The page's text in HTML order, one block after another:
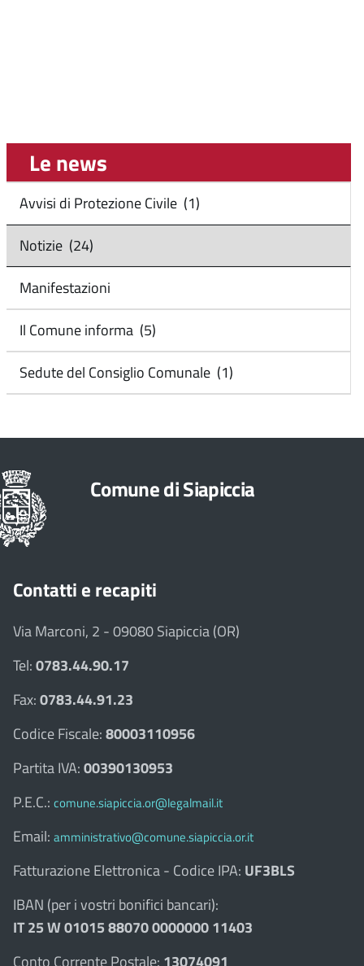
Le news
Avvisi di Protezione Civile (1)
Notizie (24)
Manifestazioni
Il Comune informa (5)
Sedute del Consiglio Comunale (1)
Comune di Siapiccia
Contatti e recapiti
Via Marconi, 2 - 09080 Siapiccia (OR)
Tel:0783.44.90.17
Fax:0783.44.91.23
Codice Fiscale:80003110956
Partita IVA:00390130953
P.E.C.: comune.siapiccia.or@legalmail.it
Email: amministrativo@comune.siapiccia.or.it
Fatturazione Elettronica - Codice IPA: UF3BLS
IBAN (per i vostri bonifici bancari):
IT 25 W 01015 88070 0000000 11403
Conto Corrente Postale: 13074091